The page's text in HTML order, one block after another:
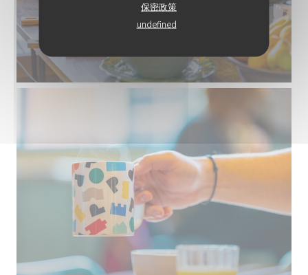
保密政策
undefined